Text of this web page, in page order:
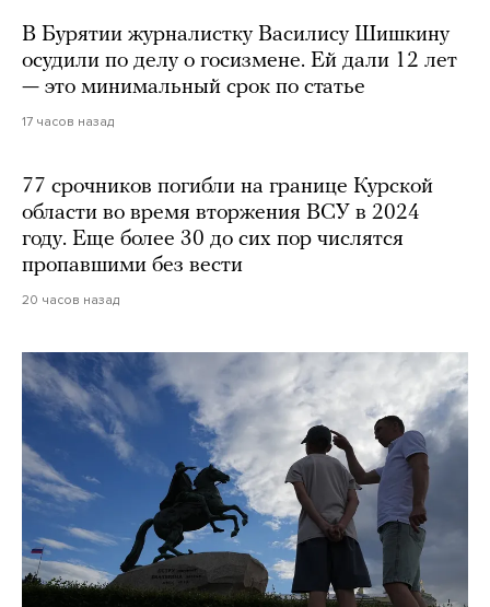
В Бурятии журналистку Василису Шишкину
осудили по делу о госизмене. Ей дали 12 лет
— это минимальный срок по статье
17 часов назад
77 срочников погибли на границе Курской
области во время вторжения ВСУ в 2024
году. Еще более 30 до сих пор числятся
пропавшими без вести
20 часов назад